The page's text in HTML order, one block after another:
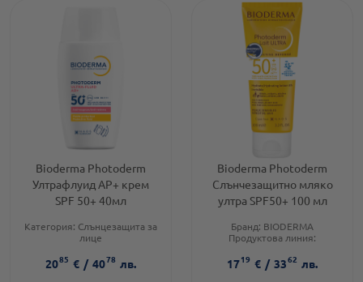
Bioderma Photoderm
Ултрафлуид АР+ крем
SPF 50+ 40мл
Категория: Слънцезащита за
лице
PHOTODERM
Brand: BIODERMA
2085 € / 4078 лв.
Bioderma Photoderm
Слънчезащитно мляко
ултра SPF50+ 100 мл
Бранд: BIODERMA
Продуктова линия:
Brand: BIODERMA
1719 € / 3362 лв.